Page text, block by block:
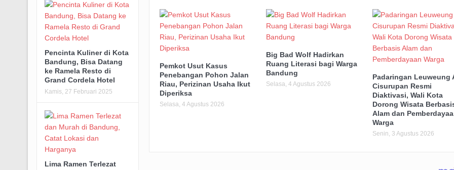
Pemkot Usut Kasus
Penebangan Pohon Jalan
Riau, Perizinan Usaha Ikut
Diperiksa
Selasa, 4 Agustus 2026
Big Bad Wolf Hadirkan
Ruang Literasi bagi Warga
Bandung
Selasa, 4 Agustus 2026
Padaringan Leuweung
Cisurupan Resmi
Diaktivasi, Wali Kota
Dorong Wisata
Alam dan
Warga
Senin, 3 Agustus 2026
Pencinta Kuliner di Kota
Bandung, Bisa Datang
ke Ramela Resto di
Grand Cordela Hotel
Kamis, 27 Februari 2025
Lima Ramen Terlezat